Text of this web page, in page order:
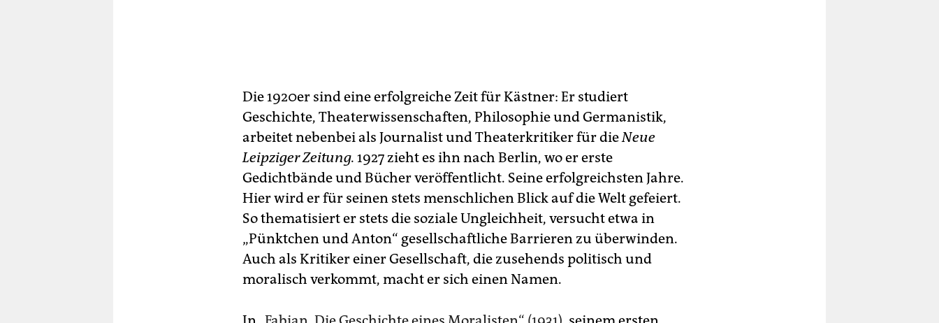
Die 1920er sind eine erfolgreiche Zeit für Kästner: Er studiert
Geschichte, Theaterwissenschaften, Philosophie und Germanistik,
arbeitet nebenbei als Journalist und Theaterkritiker für dieNeue
Leipziger Zeitung. 1927 zieht es ihn nach Berlin, wo er erste
Gedichtbände und Bücher veröffentlicht. Seine erfolgreichsten Jahre.
Hier wird er für seinen stets menschlichen Blick auf die Welt gefeiert.
So thematisiert er stets die soziale Ungleichheit, versucht etwa in
„Pünktchen und Anton“ gesellschaftliche Barrieren zu überwinden.
Auch als Kritiker einer Gesellschaft, die zusehends politisch und
moralisch verkommt, macht er sich einen Namen.